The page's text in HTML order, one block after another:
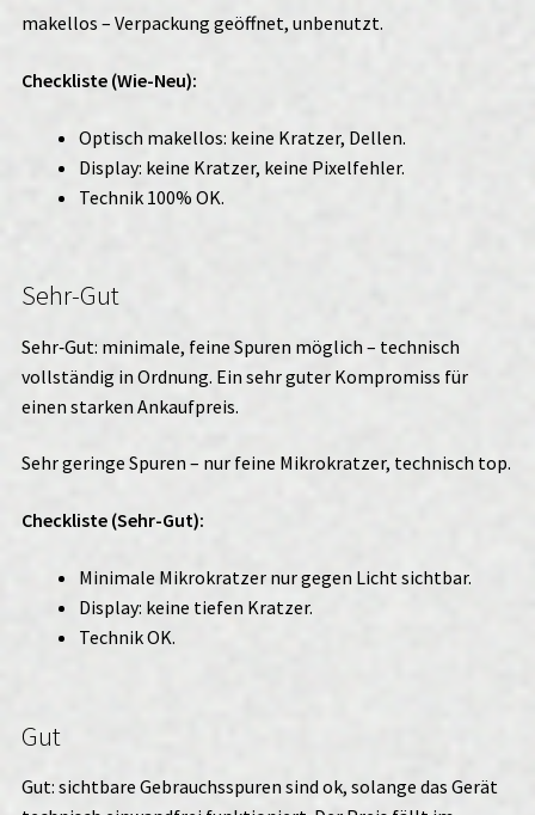
makellos – Verpackung geöffnet, unbenutzt.
Checkliste (Wie-Neu):
Optisch makellos: keine Kratzer, Dellen.
Display: keine Kratzer, keine Pixelfehler.
Technik 100% OK.
Sehr-Gut
Sehr‑Gut: minimale, feine Spuren möglich – technisch
vollständig in Ordnung. Ein sehr guter Kompromiss für
einen starken Ankaufpreis.
Sehr geringe Spuren – nur feine Mikrokratzer, technisch top.
Checkliste (Sehr-Gut):
Minimale Mikrokratzer nur gegen Licht sichtbar.
Display: keine tiefen Kratzer.
Technik OK.
Gut
Gut: sichtbare Gebrauchsspuren sind ok, solange das Gerät